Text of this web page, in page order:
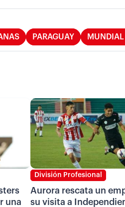
PARAGUAY
una
División Profesional
Aurora rescata un
su visita a